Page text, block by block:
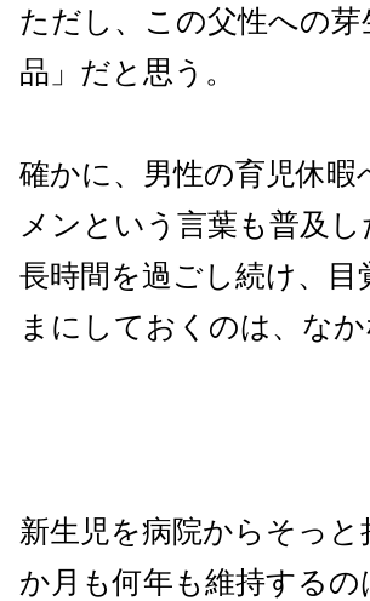
ただし、この父性への
品」だと思う。
確かに、男性の育児休
メンという言葉も普及
長時間を過ごし続け、
まにしておくのは、な
新生児を病院からそっ
か月も何年も維持する